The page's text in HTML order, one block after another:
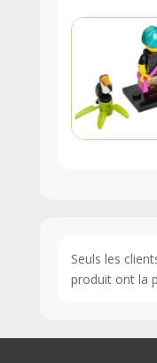
Seuls les
produit ont la